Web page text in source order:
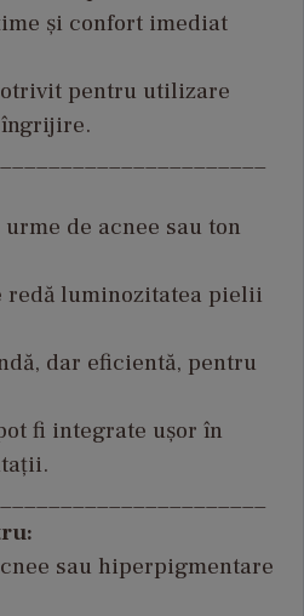
și confort imediat
pentru utilizare
de acnee sau ton
redă luminozitatea pielii
ă, dar eficientă, pentru
fi integrate ușor în
sau hiperpigmentare